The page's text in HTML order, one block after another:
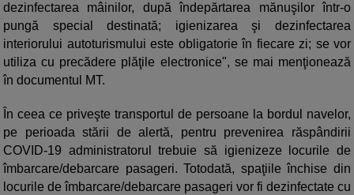
dezinfectarea mâinilor, după îndepărtarea mănuşilor într-o
pungă special destinată; igienizarea şi dezinfectarea
interiorului autoturismului este obligatorie în fiecare zi; se vor
utiliza cu precădere plăţile electronice", se mai menţionează
în documentul MT.
În ceea ce priveşte transportul de persoane la bordul navelor,
pe perioada stării de alertă, pentru prevenirea răspândirii
COVID-19 administratorul trebuie să igienizeze locurile de
îmbarcare/debarcare pasageri. Totodată, spaţiile închise din
locurile de îmbarcare/debarcare pasageri vor fi dezinfectate cu